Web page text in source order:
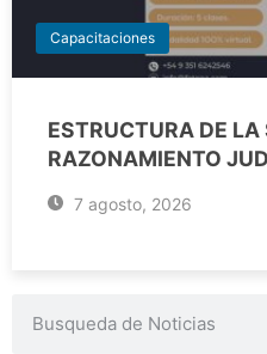
Capacitaciones
ESTRUCTURA DE
RAZONAMIENTO
7 agosto, 2026